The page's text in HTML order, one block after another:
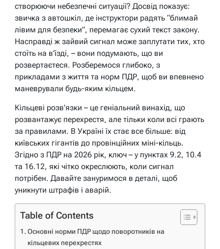
створюючи небезпечні ситуації? Досвід показує:
звичка з автошкіл, де інструктори радять “блимай
лівим для безпеки”, перемагає сухий текст закону.
Насправді ж зайвий сигнал може заплутати тих, хто
стоїть на в’їзді, – вони подумають, що ви
розвертаєтеся. Розберемося глибоко, з
прикладами з життя та норм ПДР, щоб ви впевнено
маневрували будь-яким кільцем.
Кільцеві розв’язки – це геніальний винахід, що
розвантажує перехрестя, але тільки коли всі грають
за правилами. В Україні їх стає все більше: від
київських гігантів до провінційних міні-кільць.
Згідно з ПДР на 2026 рік, ключ – у пунктах 9.2, 10.4
та 16.12, які чітко окреслюють, коли сигнал
потрібен. Давайте зануримося в деталі, щоб
уникнути штрафів і аварій.
Table of Contents
Основні норми ПДР щодо поворотників на
кільцевих перехрестях